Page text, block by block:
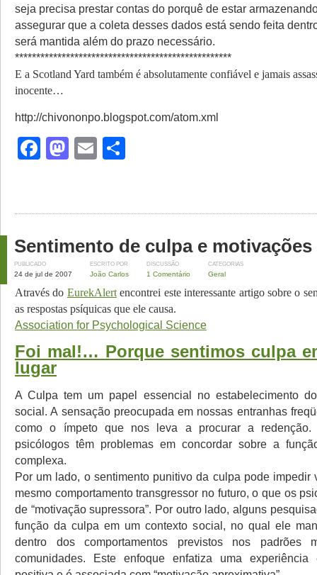
seja precisa prestar contas do porquê de estar
assegurar que a coleta desses dados está sendo feita
será mantida além do prazo necessário.
***************************************************
E a Scotland Yard também é absolutamente confiável e jamais
inocente…
http://chivononpo.blogspot.com/atom.xml
Facebook
Mastodon
Email
Sentimento de culpa e motivações
PUBLICADO
24 de jul de 2007
ESCRITO POR
João Carlos
DISCUSSÃO
1 Comentário
CATEGORIAS
Geral
Através do EurekAlertencontrei este interessante artigo sobre o
as respostas psíquicas que ele causa.
Association for Psychological Science
Foi mal!… Porque sentimos culpa
lugar
A Culpa tem um papel essencial no estabelecimento
social. A sensação preocupada em nossas entranhas
como o ímpeto que nos leva a procurar a redenção.
psicólogos têm problemas em concordar sobre a
complexa.
Por um lado, o sentimento punitivo da culpa pode impedir
mesmo comportamento transgressor no futuro, o que os
de “motivação supressora”. Por outro lado, alguns
função da culpa em um contexto social, no qual ele
dentro dos comportamentos previstos nos padrões
comunidades. Este enfoque enfatiza uma experiência